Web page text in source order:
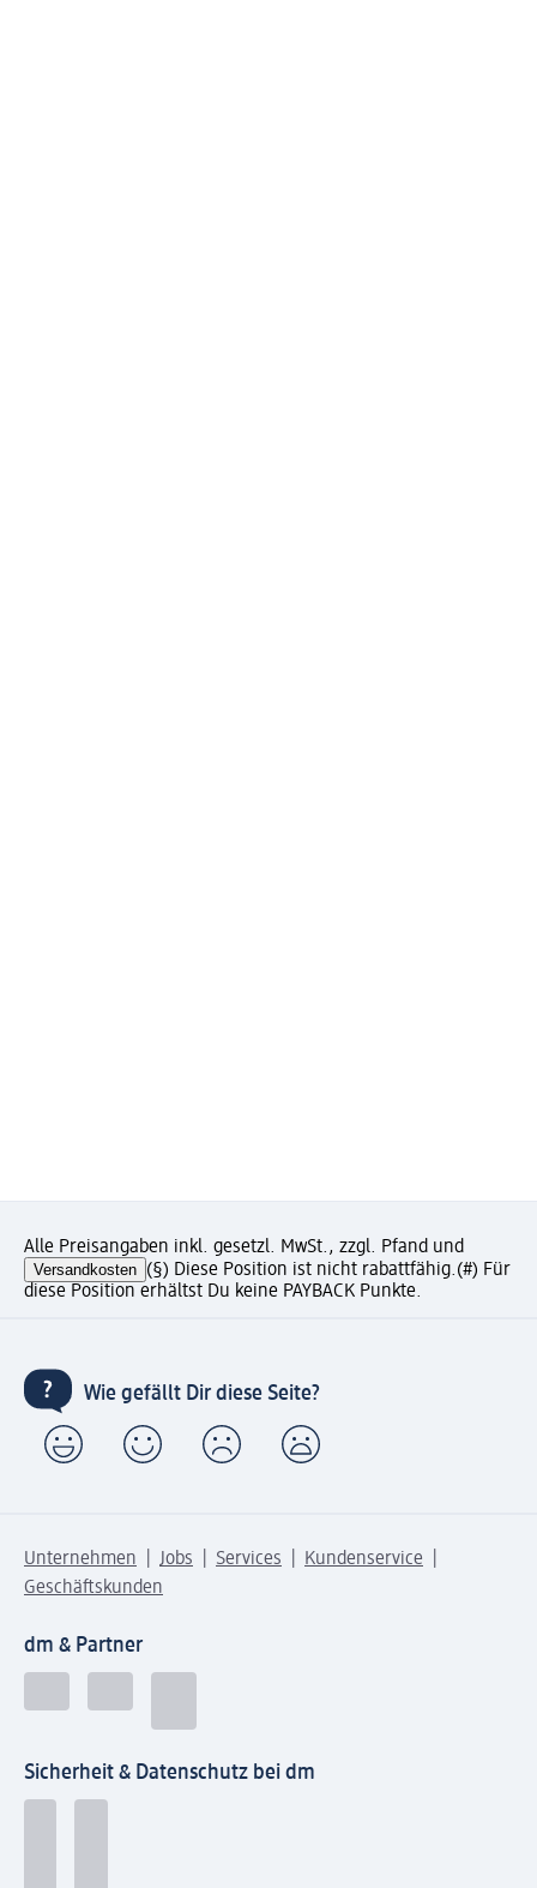
Alle Preisangaben inkl. gesetzl. MwSt., zzgl. Pfand und
Versandkosten (§) Diese Position ist nicht rabattfähig.(#) Für
diese Position erhältst Du keine PAYBACK Punkte.
Wie gefällt Dir diese Seite?
Unternehmen Jobs Services
Kundenservice
Geschäftskunden
dm & Partner
Sicherheit & Datenschutz bei dm